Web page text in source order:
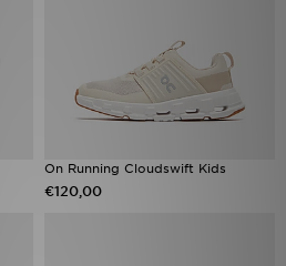
On Running Cloudswift Kids
€120,00